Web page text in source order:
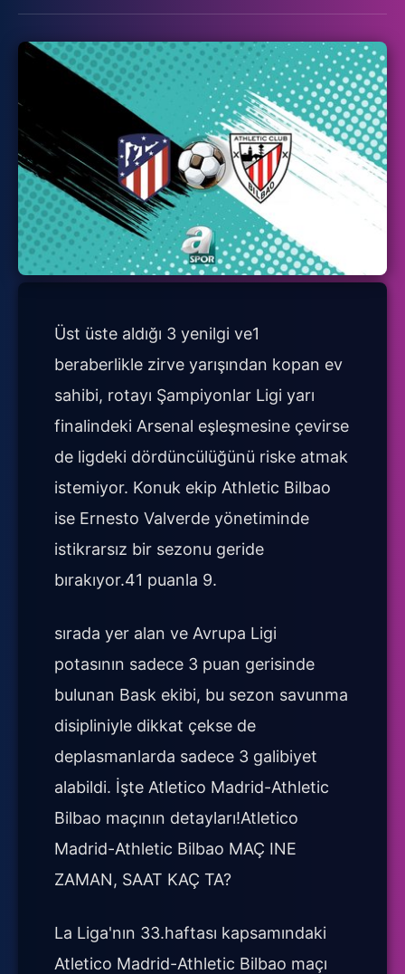
Üst üste aldığı 3 yenilgi ve1
beraberlikle zirve yarışından kopan ev
sahibi, rotayı Şampiyonlar Ligi yarı
finalindeki Arsenal eşleşmesine çevirse
de ligdeki dördüncülüğünü riske atmak
istemiyor. Konuk ekip Athletic Bilbao
ise Ernesto Valverde yönetiminde
istikrarsız bir sezonu geride
bırakıyor.41 puanla 9.
sırada yer alan ve Avrupa Ligi
potasının sadece 3 puan gerisinde
bulunan Bask ekibi, bu sezon savunma
disipliniyle dikkat çekse de
deplasmanlarda sadece 3 galibiyet
alabildi. İşte Atletico Madrid-Athletic
Bilbao maçının detayları!Atletico
Madrid-Athletic Bilbao MAÇ INE
ZAMAN, SAAT KAÇ TA?
La Liga'nın 33.haftası kapsamındaki
Atletico Madrid-Athletic Bilbao maçı